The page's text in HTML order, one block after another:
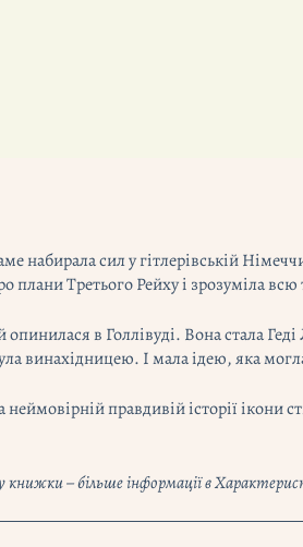
набирала сил у гітлерівській
Третього Рейху і зрозуміла всю
в Голлівуді. Вона стала
І мала ідею, яка
правдивій історії ікони
книжки – більше інформації в